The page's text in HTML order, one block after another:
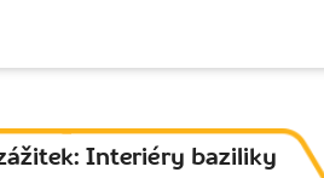
Interiéry baziliky